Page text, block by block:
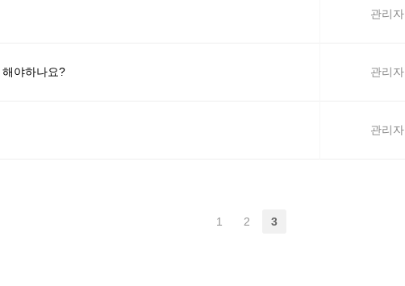
관리자
야하나요? 관리자
관리자
1 2 3